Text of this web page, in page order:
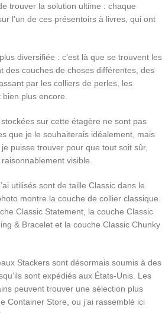
trouver la solution ultime : chaque
l’un de ces présentoirs à livres, qui ont
diversifiée : c’est là que se trouvent les
des couches de choses différentes, des
par les colliers de perles, les
plus encore.
sur cette étagère ne sont pas
que je le souhaiterais idéalement, mais
puisse trouver pour que tout soit sûr,
visible.
utilisés sont de taille Classic dans le
montre la couche de collier classique.
Classic Statement, la couche Classic
& Bracelet et la couche Classic Chunky
Stackers sont désormais soumis à des
sont expédiés aux États-Unis. Les
peuvent trouver une sélection plus
Container Store, ou j’ai rassemblé ici